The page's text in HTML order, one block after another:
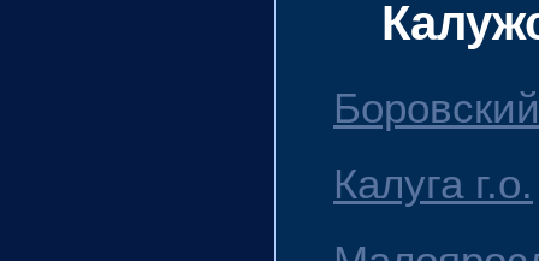
Калуга г.о.